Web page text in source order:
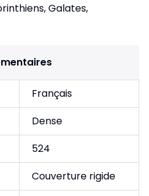
Galates,
Français
Dense
524
Couverture rigide